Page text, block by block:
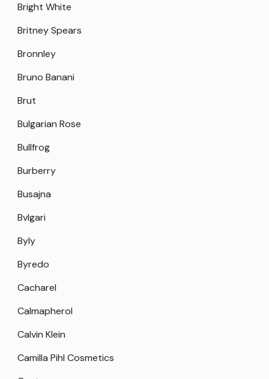
Bright White
Britney Spears
Bronnley
Bruno Banani
Brut
Bulgarian Rose
Bullfrog
Burberry
Busajna
Bvlgari
Byly
Byredo
Cacharel
Calmapherol
Calvin Klein
Camilla Pihl Cosmetics